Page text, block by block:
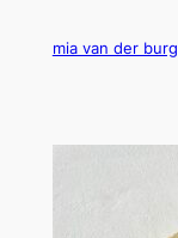
mia van der burg